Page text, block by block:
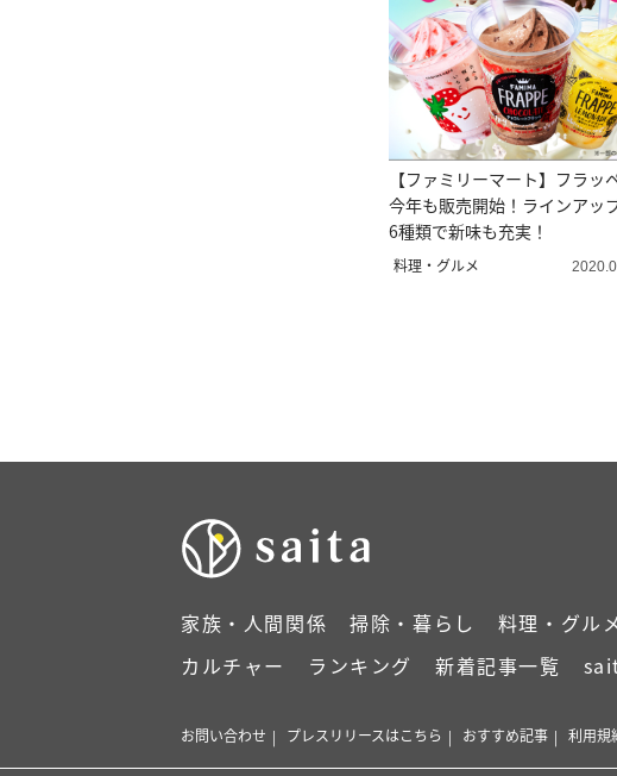
【ファミリーマート】フラッ
今年も販売開始！ラインアッ
6種類で新味も充実！
料理・グルメ
家族・人間関係 掃除・暮らし 料理・グル
カルチャー
ランキング 新着記事一覧
お問い合わせ プレスリリースはこちら おすすめ記事 利用規